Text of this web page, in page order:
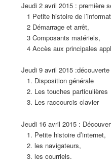
Jeudi 2 avril 2015 : première
1 Petite histoire de
2 Démarrage et arrêt,
3 Composants matériels,
4 Accès aux principales
Jeudi 9 avril 2015
1. Disposition générale
2. Les touches particulières
3. Les raccourcis clavier
Jeudi 16 avril 2015 :
1. Petite histoire d’internet,
2. les navigateurs,
3. les courriels.